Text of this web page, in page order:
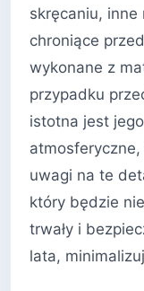
skręcaniu, inne
chroniące
wykonane z
przypadku
istotna jest
uwagi na te
który będzie
trwały i
lata,